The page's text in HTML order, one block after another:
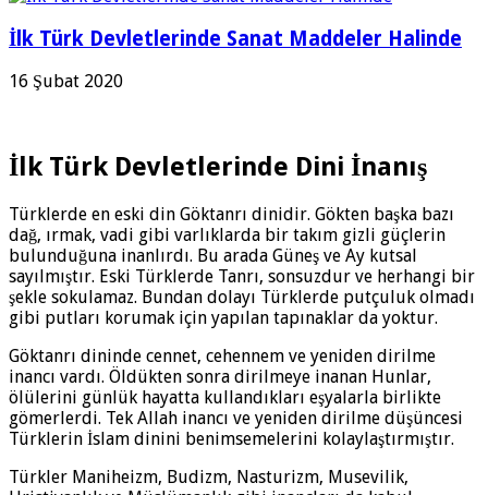
İlk Türk Devletlerinde Sanat Maddeler Halinde
16 Şubat 2020
İlk Türk Devletlerinde Dini İnanış
Türklerde en eski din Göktanrı dinidir. Gökten başka bazı
dağ, ırmak, vadi gibi varlıklarda bir takım gizli güçlerin
bulunduğuna inanlırdı. Bu arada Güneş ve Ay kutsal
sayılmıştır. Eski Türklerde Tanrı, sonsuzdur ve herhangi bir
şekle sokulamaz. Bundan dolayı Türklerde putçuluk olmadı
gibi putları korumak için yapılan tapınaklar da yoktur.
Göktanrı dininde cennet, cehennem ve yeniden dirilme
inancı vardı. Öldükten sonra dirilmeye inanan Hunlar,
ölülerini günlük hayatta kullandıkları eşyalarla birlikte
gömerlerdi. Tek Allah inancı ve yeniden dirilme düşüncesi
Türklerin İslam dinini benimsemelerini kolaylaştırmıştır.
Türkler Maniheizm, Budizm, Nasturizm, Musevilik,